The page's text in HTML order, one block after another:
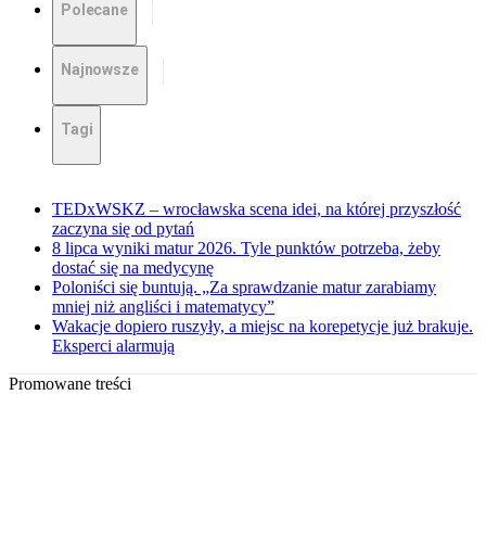
Polecane
Najnowsze
Tagi
TEDxWSKZ – wrocławska scena idei, na której przyszłość
zaczyna się od pytań
8 lipca wyniki matur 2026. Tyle punktów potrzeba, żeby
dostać się na medycynę
Poloniści się buntują. „Za sprawdzanie matur zarabiamy
mniej niż angliści i matematycy”
Wakacje dopiero ruszyły, a miejsc na korepetycje już brakuje.
Eksperci alarmują
Promowane treści